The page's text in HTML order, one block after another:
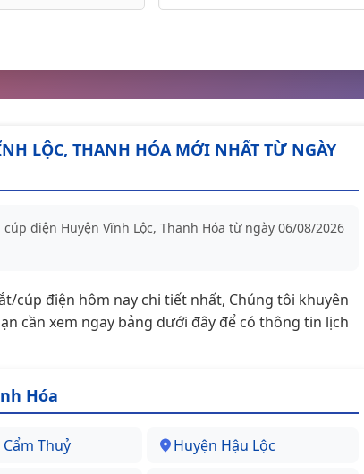
LỘC, THANH HÓA MỚI NHẤT TỪ NGÀY
điện Huyện Vĩnh Lộc, Thanh Hóa từ ngày 06/08/2026
cúp điện hôm nay chi tiết nhất, Chúng tôi khuyên
cần xem ngay bảng dưới đây để có thông tin lịch
Hóa
Thuỷ Huyện Hậu Lộc